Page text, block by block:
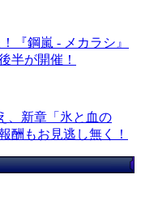
『鋼嵐 - メカラシ』
半が開催！
、新章「氷と血の
酬もお見逃し無く！